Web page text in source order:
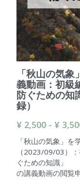
やまスク
検索
「秋山の気
義動画：初級
防ぐための知
録）
¥ 2,500 - ¥
「秋山の気象」を
（2023/09/03）
ぐための知識」
の講義動画の閲覧